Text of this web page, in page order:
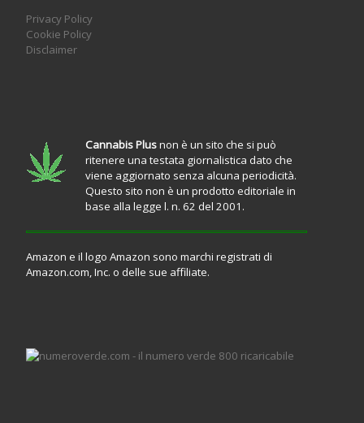
Privacy Policy
Cookie Policy
Disclaimer
Cannabis Plusnon è un sito che si può
ritenere una testata giornalistica dato che
viene aggiornato senza alcuna periodicità.
Questo sito non è un prodotto editoriale in
base alla legge l. n. 62 del 2001.
Amazon e il logo Amazon sono marchi registrati di
Amazon.com, Inc. o delle sue affiliate.